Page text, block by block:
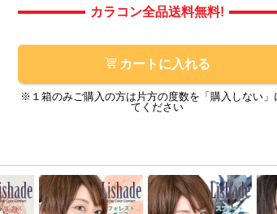
カラコン全品送料無料!
カートに入れる
※１箱のみご購入の方は片方の度数を「購入しない」
てください